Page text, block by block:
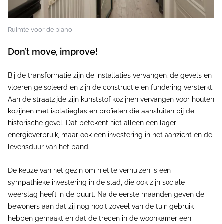
Ruimte voor de piano
Don’t move, improve!
Bij de transformatie zijn de installaties vervangen, de gevels en
vloeren geïsoleerd en zijn de constructie en fundering versterkt.
Aan de straatzijde zijn kunststof kozijnen vervangen voor houten
kozijnen met isolatieglas en profielen die aansluiten bij de
historische gevel. Dat betekent niet alleen een lager
energieverbruik, maar ook een investering in het aanzicht en de
levensduur van het pand.
De keuze van het gezin om niet te verhuizen is een
sympathieke investering in de stad, die ook zijn sociale
weerslag heeft in de buurt. Na de eerste maanden geven de
bewoners aan dat zij nog nooit zoveel van de tuin gebruik
hebben gemaakt en dat de treden in de woonkamer een